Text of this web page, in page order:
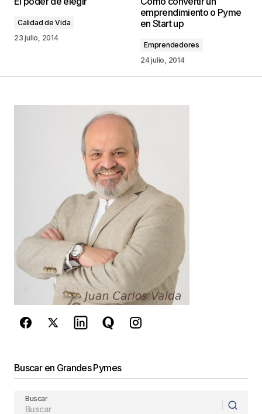
Responder
Reblogueó esto enGestión de personas – Ing.
Ing. Gustavo Vittek
25 julio, 2014 at 7:45 am
Tu dirección de correo electrónico no será
publicada.
Los campos obligatorios están
marcados con*
Comentario*
Guarda mi nombre, correo electrónico y web en
Calidad de Vida
23 julio, 2014
emprendimiento o Pyme
en Start up
Emprendedores
24 julio, 2014
Buscar en Grandes Pymes
Buscar